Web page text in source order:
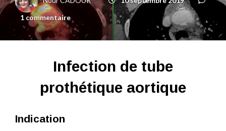
1 commentaire
Infection de tube
prothétique aortique
Indication